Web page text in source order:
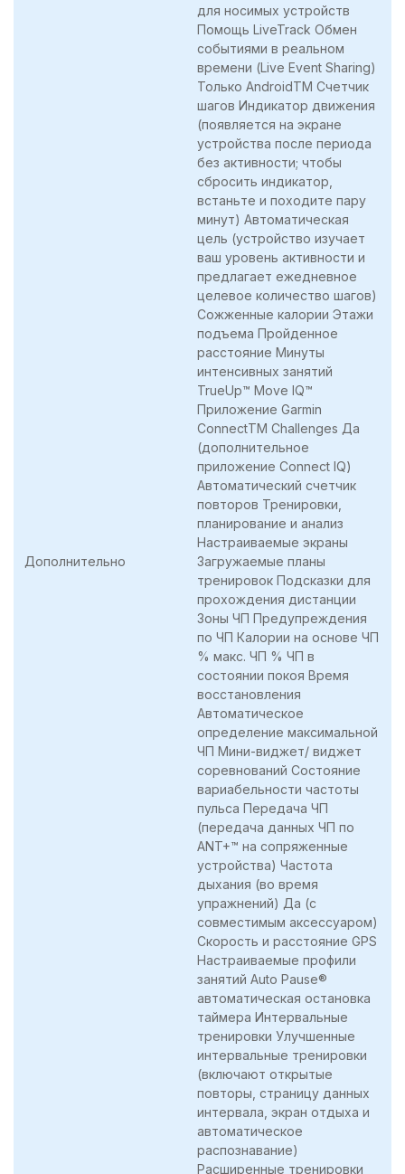
Дополнительно
для носимых устройств
Помощь LiveTrack Обмен
событиями в реальном
времени (Live Event Sharing)
Только AndroidTM Счетчик
шагов Индикатор движения
(появляется на экране
устройства после периода
без активности; чтобы
сбросить индикатор,
встаньте и походите пару
минут) Автоматическая
цель (устройство изучает
ваш уровень активности и
предлагает ежедневное
целевое количество шагов)
Сожженные калории Этажи
подъема Пройденное
расстояние Минуты
интенсивных занятий
TrueUp™ Move IQ™
Приложение Garmin
ConnectTM Challenges Да
(дополнительное
приложение Connect IQ)
Автоматический счетчик
повторов Тренировки,
планирование и анализ
Настраиваемые экраны
Загружаемые планы
тренировок Подсказки для
прохождения дистанции
Зоны ЧП Предупреждения
по ЧП Калории на основе ЧП
% макс. ЧП % ЧП в
состоянии покоя Время
восстановления
Автоматическое
определение максимальной
ЧП Мини-виджет/ виджет
соревнований Состояние
вариабельности частоты
пульса Передача ЧП
(передача данных ЧП по
ANT+™ на сопряженные
устройства) Частота
дыхания (во время
упражнений) Да (с
совместимым аксессуаром)
Скорость и расстояние GPS
Настраиваемые профили
занятий Auto Pause®
автоматическая остановка
таймера Интервальные
тренировки Улучшенные
интервальные тренировки
(включают открытые
повторы, страницу данных
интервала, экран отдыха и
автоматическое
распознавание)
Расширенные тренировки